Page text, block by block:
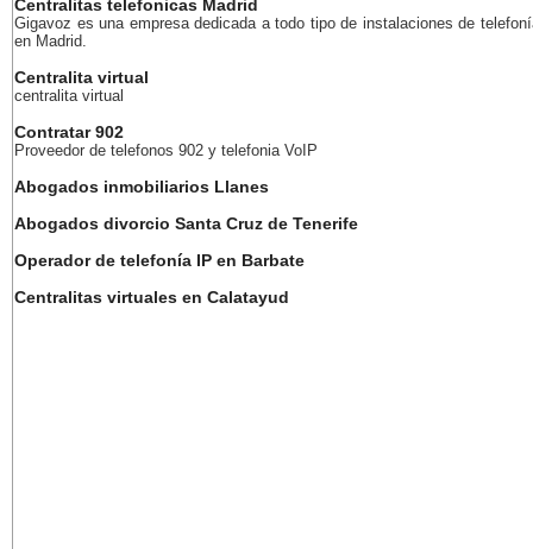
Centralitas telefonicas Madrid
Gigavoz es una empresa dedicada a todo tipo de instalaciones de
en Madrid.
Centralita virtual
centralita virtual
Contratar 902
Proveedor de telefonos 902 y telefonia VoIP
Abogados inmobiliarios Llanes
Abogados divorcio Santa Cruz de Tenerife
Operador de telefonía IP en Barbate
Centralitas virtuales en Calatayud